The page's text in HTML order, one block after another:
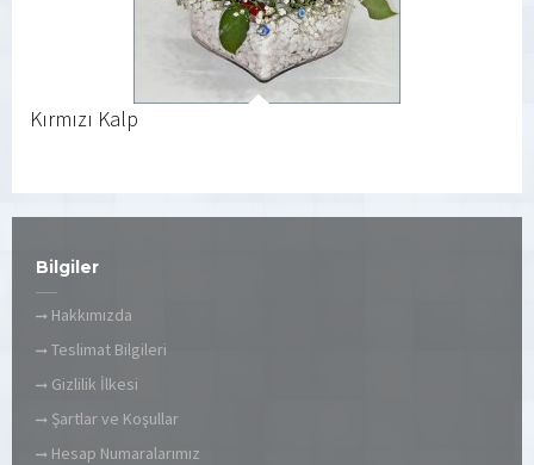
Kırmızı Kalp
Bilgiler
Hakkımızda
Teslimat Bilgileri
Gizlilik İlkesi
Şartlar ve Koşullar
Hesap Numaralarımız